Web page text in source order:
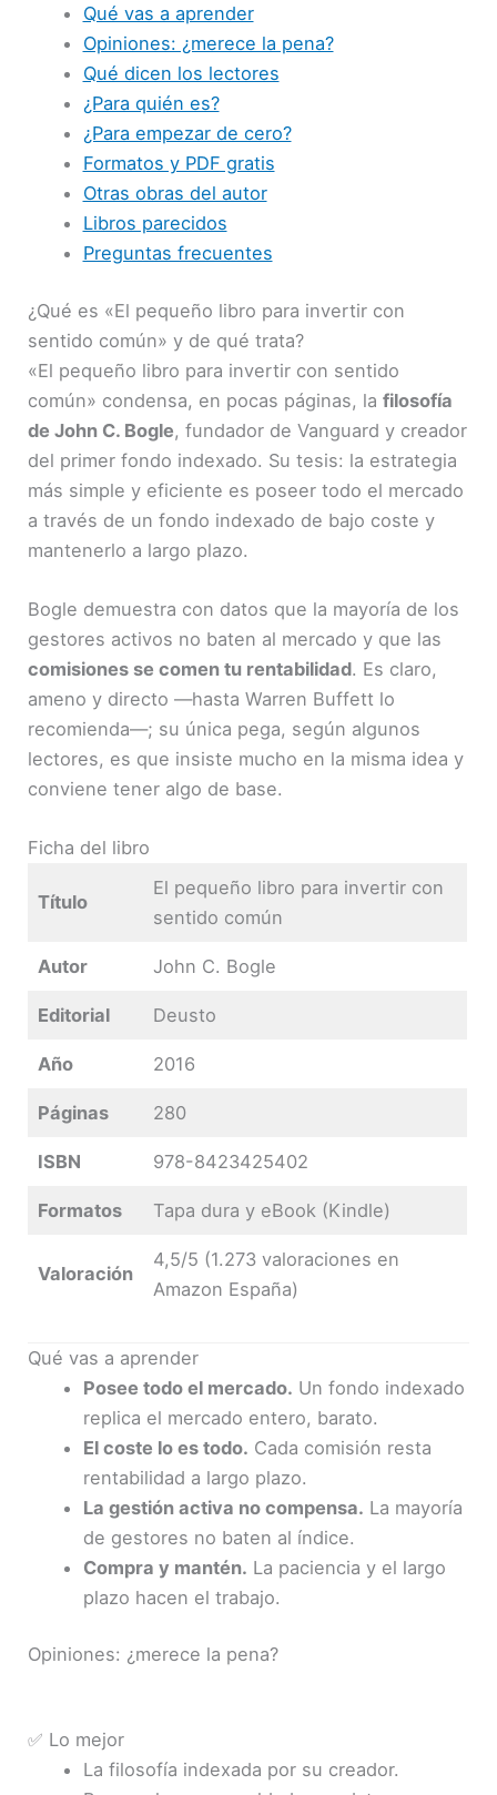
Qué vas a aprender
Opiniones: ¿merece la pena?
Qué dicen los lectores
¿Para quién es?
¿Para empezar de cero?
Formatos y PDF gratis
Otras obras del autor
Libros parecidos
Preguntas frecuentes
¿Qué es «El pequeño libro para invertir con
sentido común» y de qué trata?
«El pequeño libro para invertir con sentido
común» condensa, en pocas páginas, lafilosofía
de John C. Bogle, fundador de Vanguard y creador
del primer fondo indexado. Su tesis: la estrategia
más simple y eficiente es poseer todo el mercado
a través de un fondo indexado de bajo coste y
mantenerlo a largo plazo.
Bogle demuestra con datos que la mayoría de los
gestores activos no baten al mercado y que las
comisiones se comen tu rentabilidad. Es claro,
ameno y directo —hasta Warren Buffett lo
recomienda—; su única pega, según algunos
lectores, es que insiste mucho en la misma idea y
conviene tener algo de base.
Ficha del libro
Título
El pequeño libro para invertir con
sentido común
Autor John C. Bogle
Editorial Deusto
Año 2016
Páginas 280
ISBN 978-8423425402
Formatos Tapa dura y eBook (Kindle)
Valoración
4,5/5 (1.273 valoraciones en
Amazon España)
Qué vas a aprender
Posee todo el mercado. Un fondo indexado
replica el mercado entero, barato.
El coste lo es todo. Cada comisión resta
rentabilidad a largo plazo.
La gestión activa no compensa. La mayoría
de gestores no baten al índice.
Compra y mantén. La paciencia y el largo
plazo hacen el trabajo.
Opiniones: ¿merece la pena?
✅ Lo mejor
La filosofía indexada por su creador.